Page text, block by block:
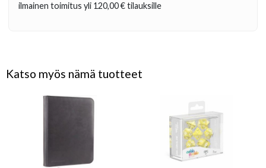
ilmainen toimitus yli 120,00 €tilauksille
Katso myös nämä tuotteet